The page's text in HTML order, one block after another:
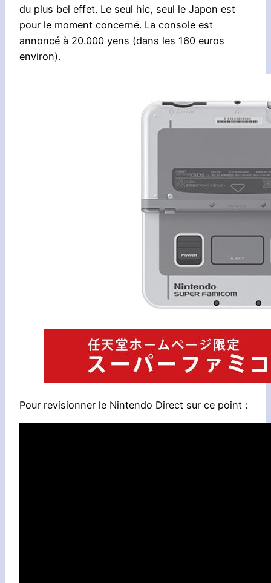
du plus bel effet. Le seul hic, seul le Japon est
pour le moment concerné. La console est
annoncé à 20.000 yens (dans les 160 euros
environ).
Pour revisionner le Nintendo Direct sur ce point :